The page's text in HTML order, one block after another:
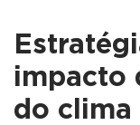
impacto
do clima